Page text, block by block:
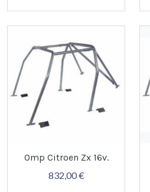
Omp Citroen Zx 16v.
832,00 €